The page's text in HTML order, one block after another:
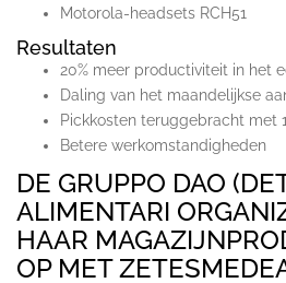
Motorola-headsets RCH51
Resultaten
20% meer productiviteit in het
Daling van het maandelijkse
Pickkosten teruggebracht met
Betere werkomstandigheden
DE GRUPPO DAO
ALIMENTARI
HAAR
OP MET